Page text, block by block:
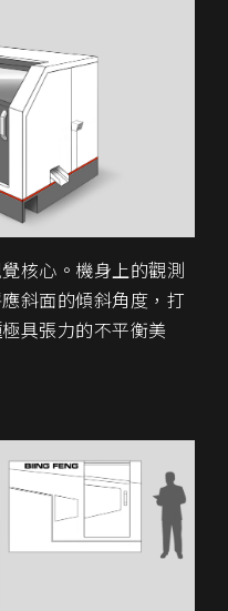
核心。機身上的觀測
斜面的傾斜角度，打
具張力的不平衡美